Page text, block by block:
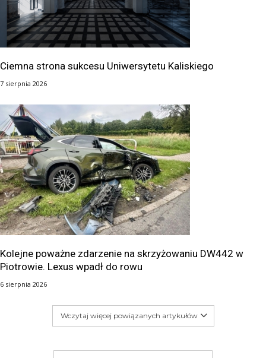
Ciemna strona sukcesu Uniwersytetu Kaliskiego
7 sierpnia 2026
Kolejne poważne zdarzenie na skrzyżowaniu DW442 w
Piotrowie. Lexus wpadł do rowu
6 sierpnia 2026
Wczytaj więcej powiązanych artykułów